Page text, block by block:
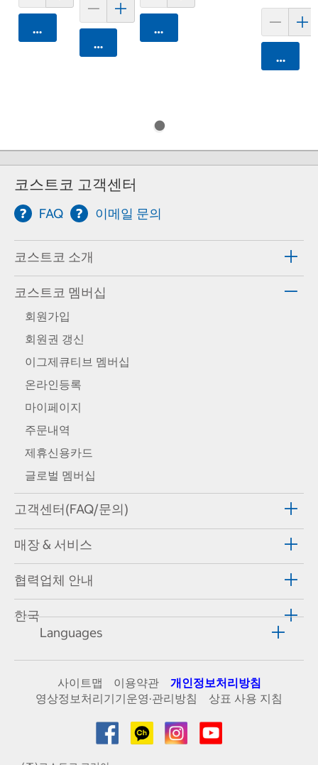
카트에 담기
카트에 담기
카트에 담기
카트에
코스트코 고객센터
FAQ 이메일 문의
코스트코 소개
코스트코 멤버십
회원가입
회원권 갱신
이그제큐티브 멤버십
온라인등록
마이페이지
주문내역
제휴신용카드
글로벌 멤버십
고객센터(FAQ/문의)
매장 & 서비스
협력업체 안내
한국
Languages
사이트맵 이용약관
개인정보처리방침
영상정보처리기기운영·관리방침
상표 사용 지침